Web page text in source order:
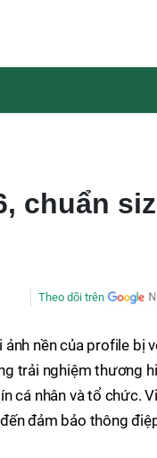
chuẩn
Theo dõi trên
nền của profile bị
trải nghiệm thương
cá nhân và tổ chức.
đảm bảo thông